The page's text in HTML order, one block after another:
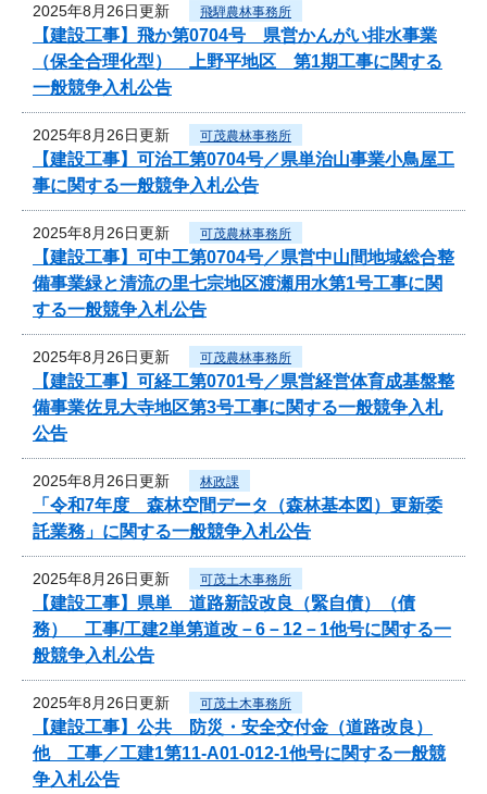
2025年8月26日更新 飛騨農林事務所
【建設工事】飛か第0704号 県営かんがい排水事業
（保全合理化型） 上野平地区 第1期工事に関する
一般競争入札公告
2025年8月26日更新 可茂農林事務所
【建設工事】可治工第0704号／県単治山事業小鳥屋工
事に関する一般競争入札公告
2025年8月26日更新 可茂農林事務所
【建設工事】可中工第0704号／県営中山間地域総合整
備事業緑と清流の里七宗地区渡瀬用水第1号工事に関
する一般競争入札公告
2025年8月26日更新 可茂農林事務所
【建設工事】可経工第0701号／県営経営体育成基盤整
備事業佐見大寺地区第3号工事に関する一般競争入札
公告
2025年8月26日更新 林政課
「令和7年度 森林空間データ（森林基本図）更新委
託業務」に関する一般競争入札公告
2025年8月26日更新 可茂土木事務所
【建設工事】県単 道路新設改良（緊自債）（債
務） 工事/工建2単第道改－6－12－1他号に関する一
般競争入札公告
2025年8月26日更新 可茂土木事務所
【建設工事】公共 防災・安全交付金（道路改良）
他 工事／工建1第11-A01-012-1他号に関する一般競
争入札公告